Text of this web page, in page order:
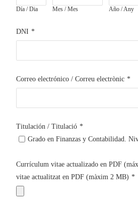
Día / Dia Mes / Mes Año / Any
DNI *
Correo electrónico / Correu electrònic *
Titulación / Titulació *
Grado en Finanzas y Contabilidad.
Currículum vitae actualizado en PDF
vitae actualitzat en PDF (màxim 2 MB) *